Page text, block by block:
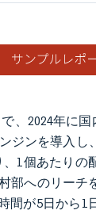
、2024年に国
ジンを導入し
1個あたりの
部へのリーチ
間が5日から1